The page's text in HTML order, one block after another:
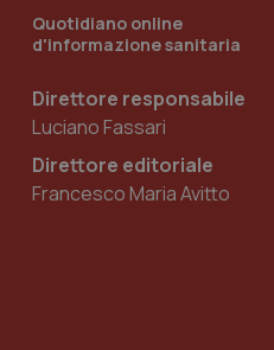
Quotidiano online
d'informazione sanitaria
Direttore responsabile
Luciano Fassari
Direttore editoriale
Francesco Maria Avitto